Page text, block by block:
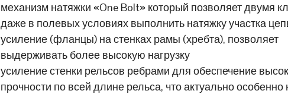
механизм натяжки «One Bolt» который позволяет двумя
даже в полевых условиях выполнить натяжку участка
усиление (фланцы) на стенках рамы (хребта), позволяет
выдерживать более высокую нагрузку
усиление стенки рельсов ребрами для обеспечение
прочности по всей длине рельса, что актуально особенно